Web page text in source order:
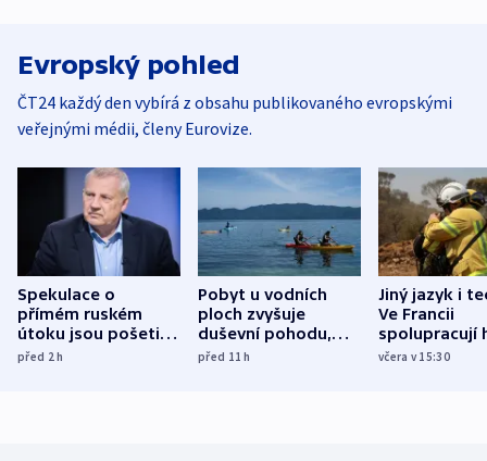
Evropský pohled
ČT24 každý den vybírá z obsahu publikovaného evropskými
veřejnými médii, členy Eurovize.
Spekulace o
přímém ruském
útoku jsou pošetilé,
míní estonský
před 2h
Pobyt u vodních
ploch zvyšuje
duševní pohodu,
ukázala
před 11h
Jiný jazyk i
Ve Francii
spolupracují
různých zemí
včera v 15:30